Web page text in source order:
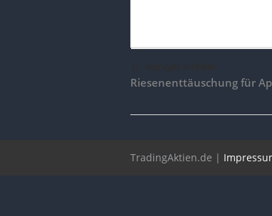
Riesenenttäuschung für
TradingAktien.de |